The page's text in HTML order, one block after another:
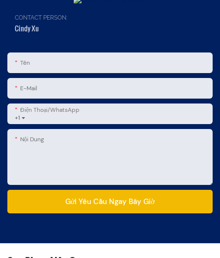
CONTACT PERSON:
Cindy Xu
Tên
E-Mail
+1
Điện Thoại/WhatsApp
Nội Dung
Gửi Yêu Cầu Ngay Bây Giờ